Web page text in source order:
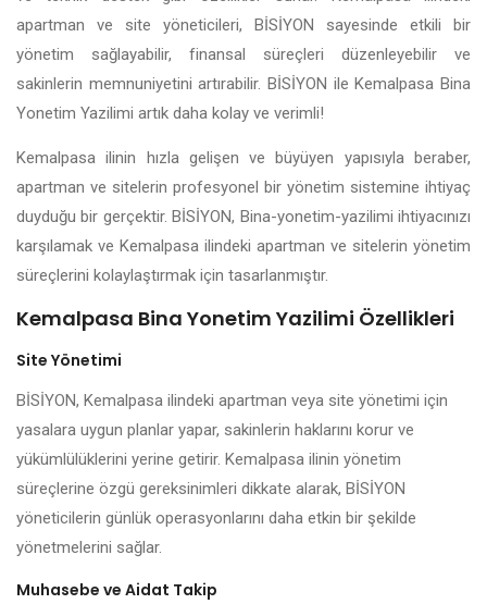
apartman ve site yöneticileri, BİSİYON sayesinde etkili bir
yönetim sağlayabilir, finansal süreçleri düzenleyebilir ve
sakinlerin memnuniyetini artırabilir. BİSİYON ile Kemalpasa Bina
Yonetim Yazilimi artık daha kolay ve verimli!
Kemalpasa ilinin hızla gelişen ve büyüyen yapısıyla beraber,
apartman ve sitelerin profesyonel bir yönetim sistemine ihtiyaç
duyduğu bir gerçektir. BİSİYON, Bina-yonetim-yazilimi ihtiyacınızı
karşılamak ve Kemalpasa ilindeki apartman ve sitelerin yönetim
süreçlerini kolaylaştırmak için tasarlanmıştır.
Kemalpasa Bina Yonetim Yazilimi Özellikleri
Site Yönetimi
BİSİYON, Kemalpasa ilindeki apartman veya site yönetimi için
yasalara uygun planlar yapar, sakinlerin haklarını korur ve
yükümlülüklerini yerine getirir. Kemalpasa ilinin yönetim
süreçlerine özgü gereksinimleri dikkate alarak, BİSİYON
yöneticilerin günlük operasyonlarını daha etkin bir şekilde
yönetmelerini sağlar.
Muhasebe ve Aidat Takip